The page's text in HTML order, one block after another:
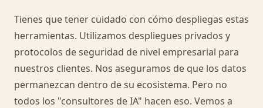
Tienes que tener cuidado con cómo despliegas estas
herramientas. Utilizamos despliegues privados y
protocolos de seguridad de nivel empresarial para
nuestros clientes. Nos aseguramos de que los datos
permanezcan dentro de su ecosistema. Pero no
todos los "consultores de IA" hacen eso. Vemos a